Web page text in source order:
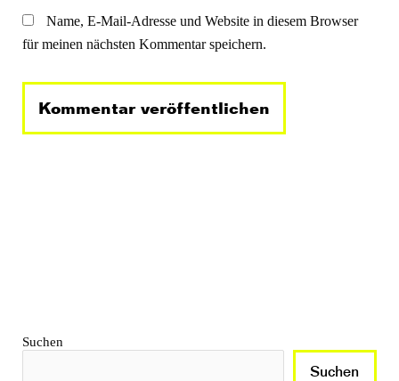
Name, E-Mail-Adresse und Website in diesem Browser
für meinen nächsten Kommentar speichern.
Suchen
Suchen